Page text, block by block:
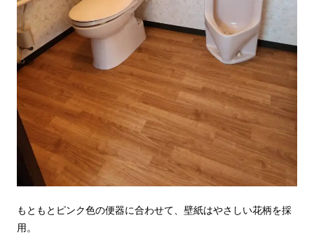
もともとピンク色の便器に合わせて、壁紙はやさしい花柄を採
用。